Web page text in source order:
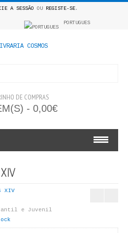
A SESSÃO OU REGISTE-SE.
PORTUGUES
DE COMPRAS
- 0,00€
A COLORIR
XIV
e Juvenil